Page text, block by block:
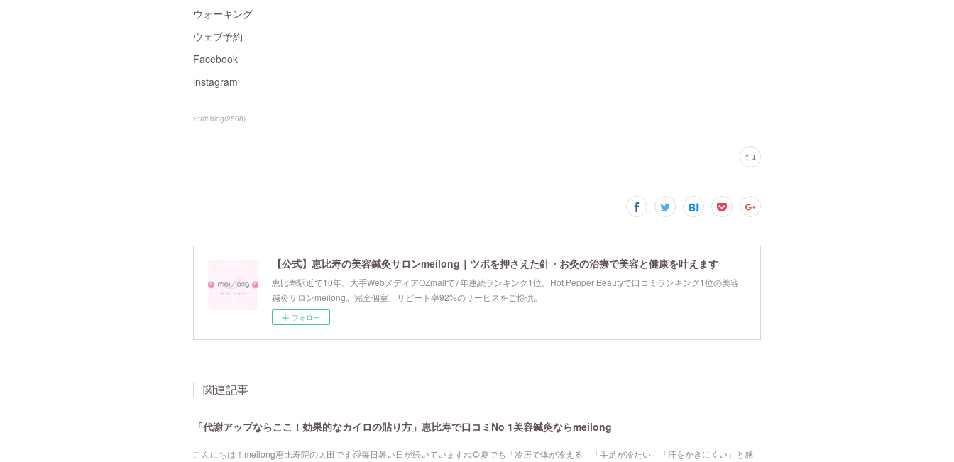
ウォーキング
ウェブ予約
Facebook
instagram
Staff blog(2508)
【公式】恵比寿の美容鍼灸サロンmeilong｜ツボを押さえた針・お灸の治療で美容と健康を叶えます
恵比寿駅近で10年。大手WebメディアOZmallで7年連続ランキング1位、Hot Pepper Beautyで口コミランキング1位の美容
鍼灸サロンmeilong。完全個室、リピート率92%のサービスをご提供。
フォロー
関連記事
「代謝アップならここ！効果的なカイロの貼り方」恵比寿で口コミNo 1美容鍼灸ならmeilong
こんにちは！meilong恵比寿院の太田です🐱毎日暑い日が続いていますね🌻夏でも「冷房で体が冷える」「手足が冷たい」「汗をかきにくい」と感